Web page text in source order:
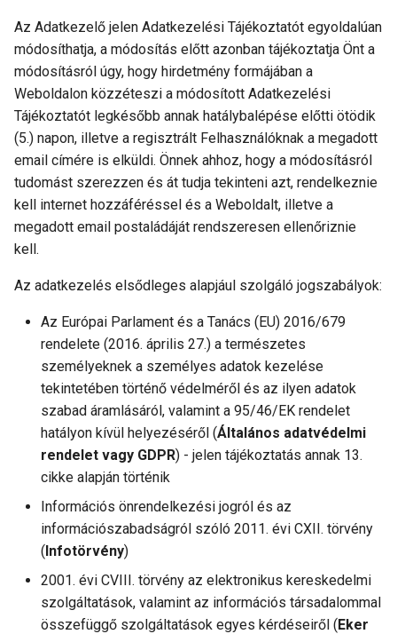
Az Adatkezelő jelen Adatkezelési Tájékoztatót egyoldalúan
módosíthatja, a módosítás előtt azonban tájékoztatja Önt a
módosításról úgy, hogy hirdetmény formájában a
Weboldalon közzéteszi a módosított Adatkezelési
Tájékoztatót legkésőbb annak hatálybalépése előtti ötödik
(5.) napon, illetve a regisztrált Felhasználóknak a megadott
email címére is elküldi. Önnek ahhoz, hogy a módosításról
tudomást szerezzen és át tudja tekinteni azt, rendelkeznie
kell internet hozzáféréssel és a Weboldalt, illetve a
megadott email postaládáját rendszeresen ellenőriznie
kell.
Az adatkezelés elsődleges alapjául szolgáló jogszabályok:
Az Európai Parlament és a Tanács (EU) 2016/679
rendelete (2016. április 27.) a természetes
személyeknek a személyes adatok kezelése
tekintetében történő védelméről és az ilyen adatok
szabad áramlásáról, valamint a 95/46/EK rendelet
hatályon kívül helyezéséről (Általános adatvédelmi
rendelet vagy GDPR) - jelen tájékoztatás annak 13.
cikke alapján történik
Információs önrendelkezési jogról és az
információszabadságról szóló 2011. évi CXII. törvény
(Infotörvény)
2001. évi CVIII. törvény az elektronikus kereskedelmi
szolgáltatások, valamint az információs társadalommal
összefüggő szolgáltatások egyes kérdéseiről (Eker